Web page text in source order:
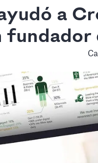
a
fundador